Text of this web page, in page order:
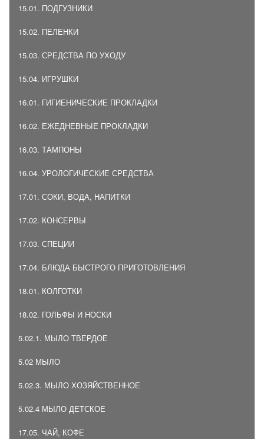
15.01. ПОДГУЗНИКИ
15.02. ПЕЛЕНКИ
15.03. СРЕДСТВА ПО УХОДУ
15.04. ИГРУШКИ
16.01. ГИГИЕНИЧЕСКИЕ ПРОКЛАДКИ
16.02. ЕЖЕДНЕВНЫЕ ПРОКЛАДКИ
16.03. ТАМПОНЫ
16.04. УРОЛОГИЧЕСКИЕ СРЕДСТВА
17.01. СОКИ, ВОДА, НАПИТКИ
17.02. КОНСЕРВЫ
17.03. СПЕЦИИ
17.04. БЛЮДА БЫСТРОГО ПРИГОТОВЛЕНИЯ
18.01. КОЛГОТКИ
18.02. ГОЛЬФЫ И НОСКИ
5.02.1. МЫЛО ТВЕРДОЕ
5.02 МЫЛО
5.02.3. МЫЛО ХОЗЯЙСТВЕННОЕ
5.02.4 МЫЛО ДЕТСКОЕ
17.05. ЧАЙ, КОФЕ